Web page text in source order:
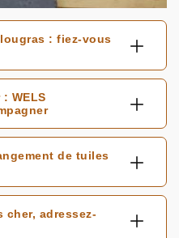
: fiez-vous
WELS
de tuiles
cher, adressez-